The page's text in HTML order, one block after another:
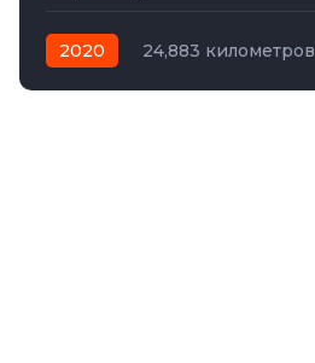
2020
24,883 километров